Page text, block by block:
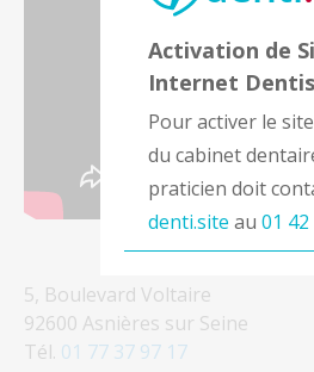
5, Boulevard Voltaire
92600 Asnières sur Seine
Tél. 01 77 37 97 17
Activation de
Internet
Pour activer le
du cabinet
praticien doit
denti.site au 01 42